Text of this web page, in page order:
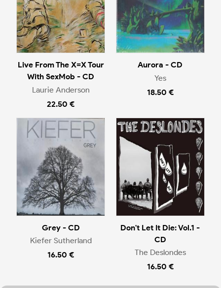
Live From The X=X Tour
With SexMob - CD
Laurie Anderson
22.50 €
Aurora - CD
Yes
18.50 €
Grey - CD
Kiefer Sutherland
16.50 €
Don't Let It Die: Vol.1 -
CD
The Deslondes
16.50 €